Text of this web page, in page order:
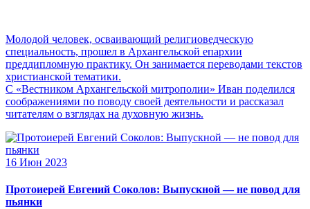
Молодой человек, осваивающий религиоведческую
специальность, прошел в Архангельской епархии
преддипломную практику. Он занимается переводами текстов
христианской тематики.
С «Вестником Архангельской митрополии» Иван поделился
соображениями по поводу своей деятельности и рассказал
читателям о взглядах на духовную жизнь.
16 Июн 2023
Протоиерей Евгений Соколов: Выпускной — не повод для
пьянки